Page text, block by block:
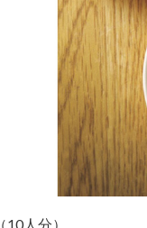
（10人分）